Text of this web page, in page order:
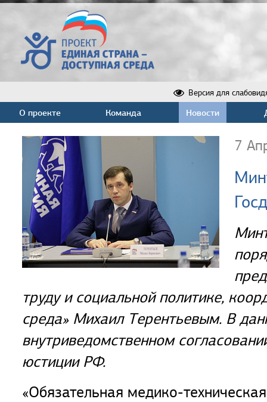
Версия для
О проекте Команда Новости
7
труду и социальной политике,
среда» Михаил Терентьевым. В
внутриведомственном
юстиции РФ.
«Обязательная медико-